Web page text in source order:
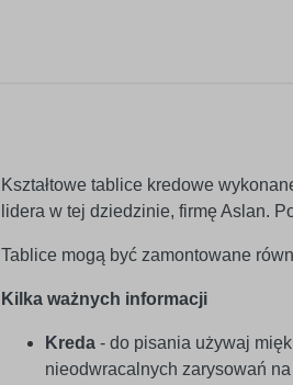
Kształtowe tablice kredowe
lidera w tej dziedzinie, firmę Aslan.
Tablice mogą być zamontowane
Kilka ważnych informacji
Kreda - do pisania używaj
nieodwracalnych zarysowań